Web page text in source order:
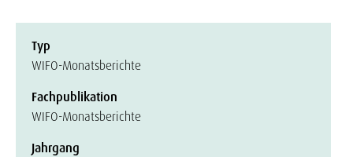
Typ
WIFO-Monatsberichte
Fachpublikation
WIFO-Monatsberichte
Jahrgang